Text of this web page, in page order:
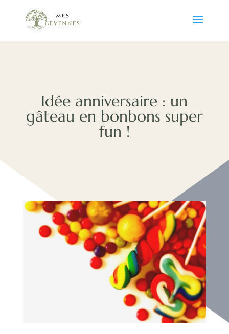
Idée anniversaire : un
gâteau en bonbons super
fun !